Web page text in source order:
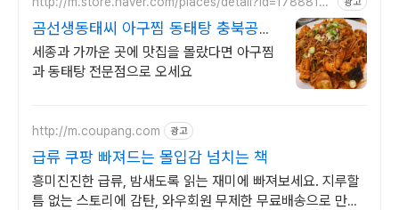
곰선생동태씨 아구찜 동태탕 충북공주
맛집
세종과 가까운 곳에 맛집을 몰랐다면 아구찜
과 동태탕 전문점으로 오세요
http://m.coupang.com 광고
급류 쿠팡 빠져드는 몰입감 넘치는 책
흥미진진한 급류, 밤새도록 읽는 재미에 빠져보세요. 지루할
틈 없는 스토리에 감탄, 와우회원 무제한 무료배송으로 만나